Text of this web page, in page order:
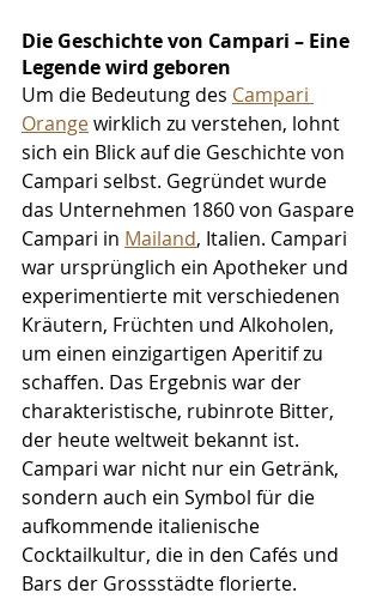
Die Geschichte von Campari – Eine
Legende wird geboren
Um die Bedeutung des Campari
Orange wirklich zu verstehen, lohnt
sich ein Blick auf die Geschichte von
Campari selbst. Gegründet wurde
das Unternehmen 1860 von Gaspare
Campari in Mailand, Italien. Campari
war ursprünglich ein Apotheker und
experimentierte mit verschiedenen
Kräutern, Früchten und Alkoholen,
um einen einzigartigen Aperitif zu
schaffen. Das Ergebnis war der
charakteristische, rubinrote Bitter,
der heute weltweit bekannt ist.
Campari war nicht nur ein Getränk,
sondern auch ein Symbol für die
aufkommende italienische
Cocktailkultur, die in den Cafés und
Bars der Grossstädte florierte.